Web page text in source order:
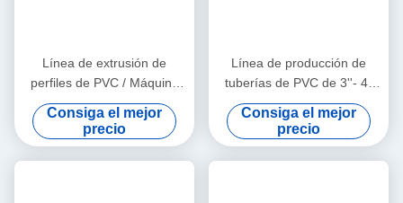
Línea de extrusión de
perfiles de PVC / Máquina
para fabricar perfiles de PVC
Consiga el mejor
precio
Línea de producción de
tuberías de PVC de 3''- 4''
de calidad estable con
extrusora de tornillo gemelo
cónico HYZS65/132
Consiga el mejor
precio